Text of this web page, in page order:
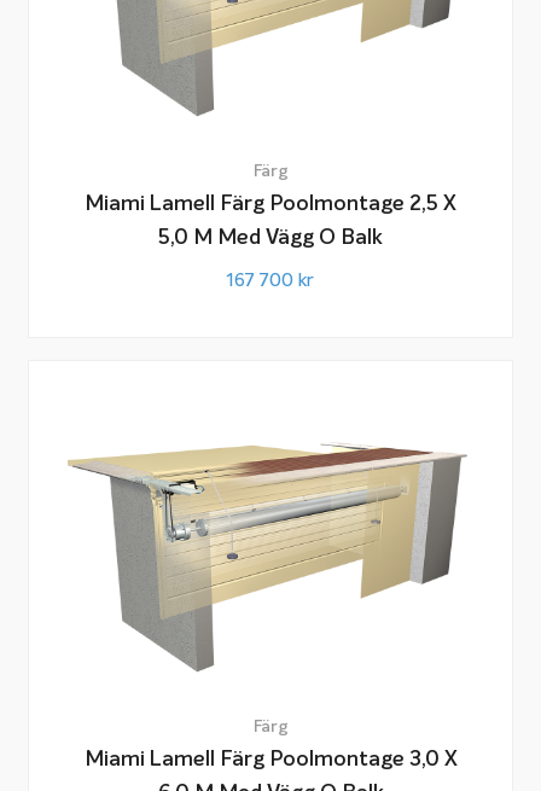
Färg
Miami Lamell Färg Poolmontage 2,5 X
5,0 M Med Vägg O Balk
167 700 kr
Färg
Miami Lamell Färg Poolmontage 3,0 X